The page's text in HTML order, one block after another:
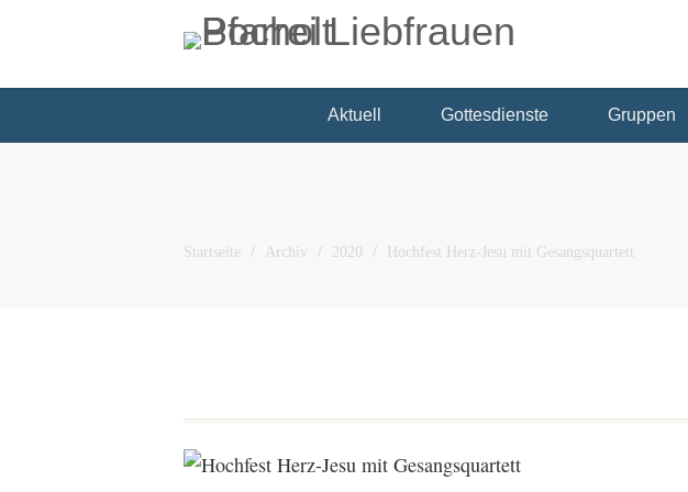
Aktuell Gottesdienste Gruppen
Startseite Archiv 2020 Hochfest Herz-Jesu mit Gesangsquartett